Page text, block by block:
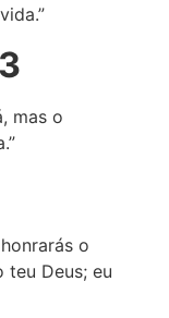
mas o
o
Deus; eu